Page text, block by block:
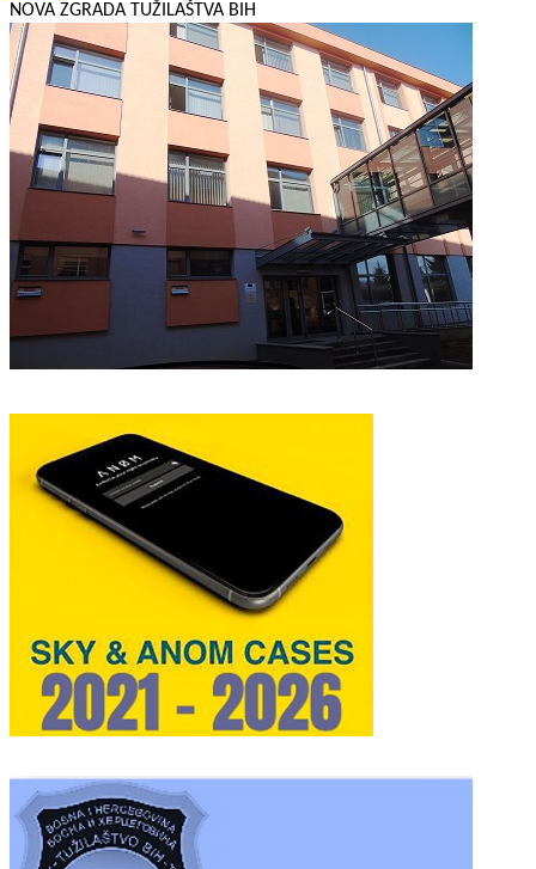
NOVA ZGRADA TUŽILAŠTVA BIH